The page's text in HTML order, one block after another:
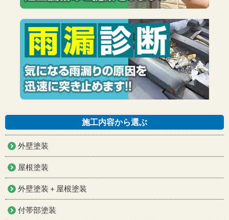
施工内容から選ぶ
外壁塗装
屋根塗装
外壁塗装＋屋根塗装
付帯部塗装